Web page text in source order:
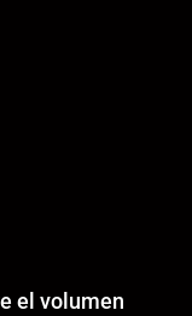
el volumen